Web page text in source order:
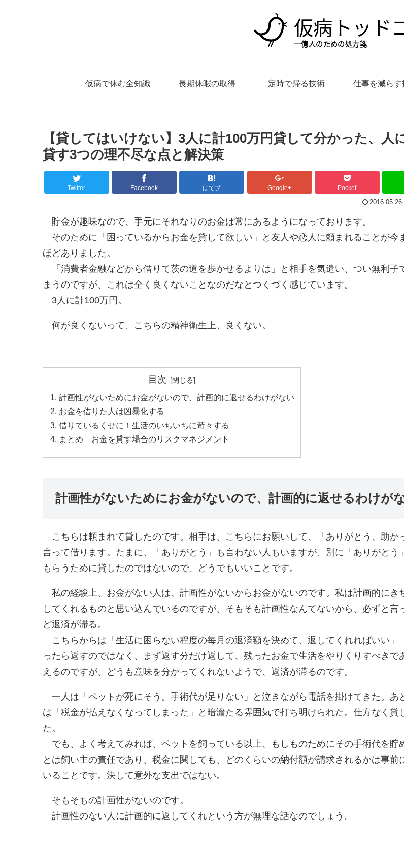
仮病で休む全知識 長期休暇の取得 定時で帰る技術 仕事を減らす
【貸してはいけない】3人に計100万円貸して分かった、人
貸す3つの理不尽な点と解決策
Twitter Facebook はてブ Google+ Pocket
2016.05.26
貯金が趣味なので、手元にそれなりのお金は常にあるようになっております。
そのために「困っているからお金を貸して欲しい」と友人や恋人に頼まれることが今
ほどありました。
「消費者金融などから借りて茨の道を歩かせるよりは」と相手を気遣い、つい無利子
まうのですが、これは全く良くないことなのだなとつくづく感じています。
3人に計100万円。
何が良くないって、こちらの精神衛生上、良くない。
目次
計画性がないためにお金がないので、計画的に返せるわけがない
お金を借りた人は凶暴化する
借りているくせに！生活のいちいちに苛々する
まとめ お金を貸す場合のリスクマネジメント
計画性がないためにお金がないので、計画的に返せるわけが
こちらは頼まれて貸したのです。相手は、こちらにお願いして、「ありがとう、助か
言って借ります。たまに、「ありがとう」も言わない人もいますが、別に「ありがとう
もらうために貸したのではないので、どうでもいいことです。
私の経験上、お金がない人は、計画性がないからお金がないのです。私は計画的にき
してくれるものと思い込んでいるのですが、そもそも計画性なんてないから、必ずと言
ど返済が滞る。
こちらからは「生活に困らない程度の毎月の返済額を決めて、返してくれればいい」
ったら返すのではなく、まず返す分だけ返して、残ったお金で生活をやりくりすべきで
えるのですが、どうも意味を分かってくれないようで、返済が滞るのです。
一人は「ペットが死にそう。手術代が足りない」と泣きながら電話を掛けてきた。あ
は「税金が払えなくなってしまった」と暗澹たる雰囲気で打ち明けられた。仕方なく貸
た。
でも、よく考えてみれば、ペットを飼っている以上、もしものためにその手術代を貯
とは飼い主の責任であり、税金に関しても、どのくらいの納付額が請求されるかは事前
いることです。決して意外な支出ではない。
そもそもの計画性がないのです。
計画性のない人に計画的に返してくれという方が無理な話なのでしょう。